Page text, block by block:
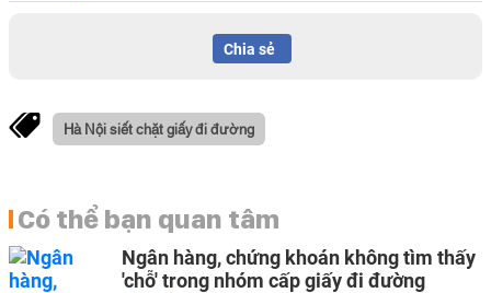
Chia sẻ
Hà Nội siết chặt giấy đi đường
Có thể bạn quan tâm
Ngân hàng, chứng khoán không tìm thấy
'chỗ' trong nhóm cấp giấy đi đường